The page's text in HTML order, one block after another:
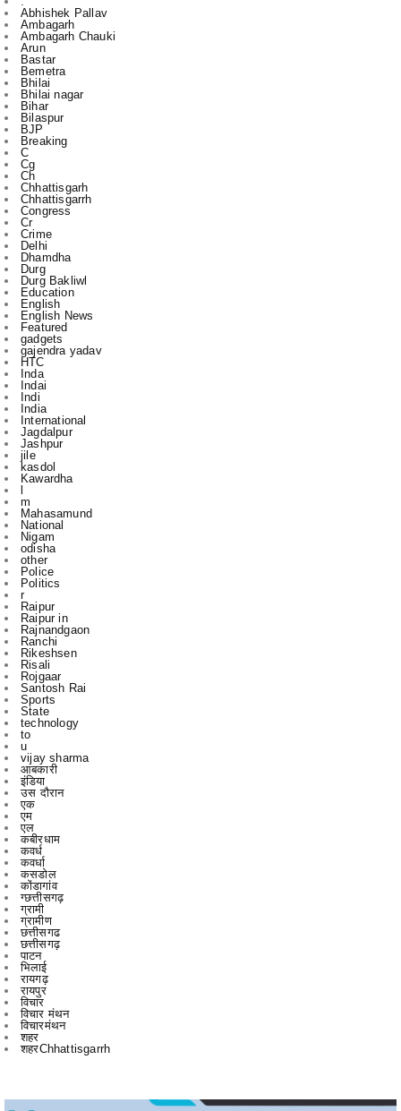
Bastar
Bemetra
Bhilai
Bhilai nagar
Bihar
Bilaspur
BJP
Breaking
C
Cg
Ch
Chhattisgarh
Chhattisgarrh
Congress
Cr
Crime
Delhi
Dhamdha
Durg
Durg Bakliwl
Education
English
English News
Featured
gadgets
gajendra yadav
HTC
Inda
Indai
Indi
India
International
Jagdalpur
Jashpur
jile
kasdol
Kawardha
l
m
Mahasamund
National
Nigam
odisha
other
Police
Politics
r
Raipur
Raipur in
Rajnandgaon
Ranchi
Rikeshsen
Risali
Rojgaar
Santosh Rai
Sports
State
technology
to
u
vijay sharma
आबकारी
इंडिया
उस दौरान
एक
एम
एल
कबीरधाम
कवर्ध
कवर्धा
कसडोल
कोंडागांव
ग्छत्तीसगढ़
ग्रामी
ग्रामीण
छत्तीसगढ
छत्तीसगढ़
पाटन
भिलाई
रायगढ़
रायपुर
विचार
विचार मंथन
विचारमंथन
शहर
शहरChhattisgarrh